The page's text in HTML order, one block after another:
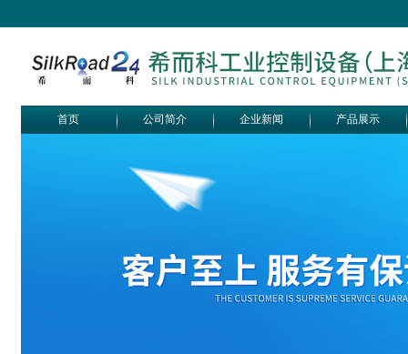
首页 公司简介 企业新闻 产品展示